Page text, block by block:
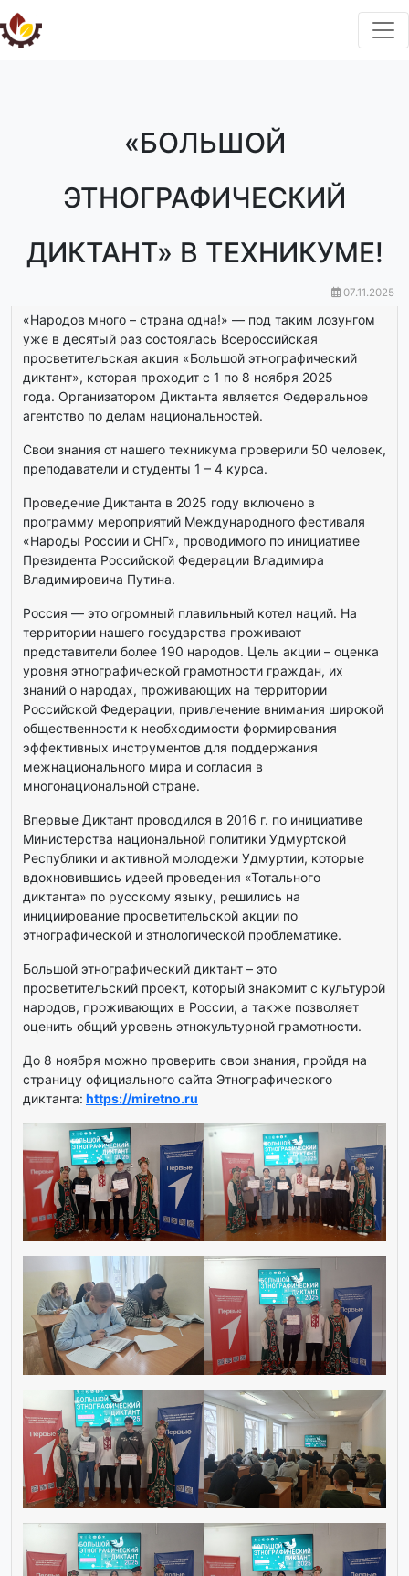
«БОЛЬШОЙ
ЭТНОГРАФИЧЕСКИЙ
ДИКТАНТ» В ТЕХНИКУМЕ!
07.11.2025
«Народов много – страна одна!» — под таким лозунгом
уже в десятый раз состоялась Всероссийская
просветительская акция «Большой этнографический
диктант», которая проходит с 1 по 8 ноября 2025
года. Организатором Диктанта является Федеральное
агентство по делам национальностей.
Свои знания от нашего техникума проверили 50 человек,
преподаватели и студенты 1 – 4 курса.
Проведение Диктанта в 2025 году включено в
программу мероприятий Международного фестиваля
«Народы России и СНГ», проводимого по инициативе
Президента Российской Федерации Владимира
Владимировича Путина.
Россия — это огромный плавильный котел наций. На
территории нашего государства проживают
представители более 190 народов. Цель акции – оценка
уровня этнографической грамотности граждан, их
знаний о народах, проживающих на территории
Российской Федерации, привлечение внимания широкой
общественности к необходимости формирования
эффективных инструментов для поддержания
межнационального мира и согласия в
многонациональной стране.
Впервые Диктант проводился в 2016 г. по инициативе
Министерства национальной политики Удмуртской
Республики и активной молодежи Удмуртии, которые
вдохновившись идеей проведения «Тотального
диктанта» по русскому языку, решились на
инициирование просветительской акции по
этнографической и этнологической проблематике.
Большой этнографический диктант – это
просветительский проект, который знакомит с культурой
народов, проживающих в России, а также позволяет
оценить общий уровень этнокультурной грамотности.
До 8 ноября можно проверить свои знания, пройдя на
страницу официального сайта Этнографического
диктанта: https://miretno.ru